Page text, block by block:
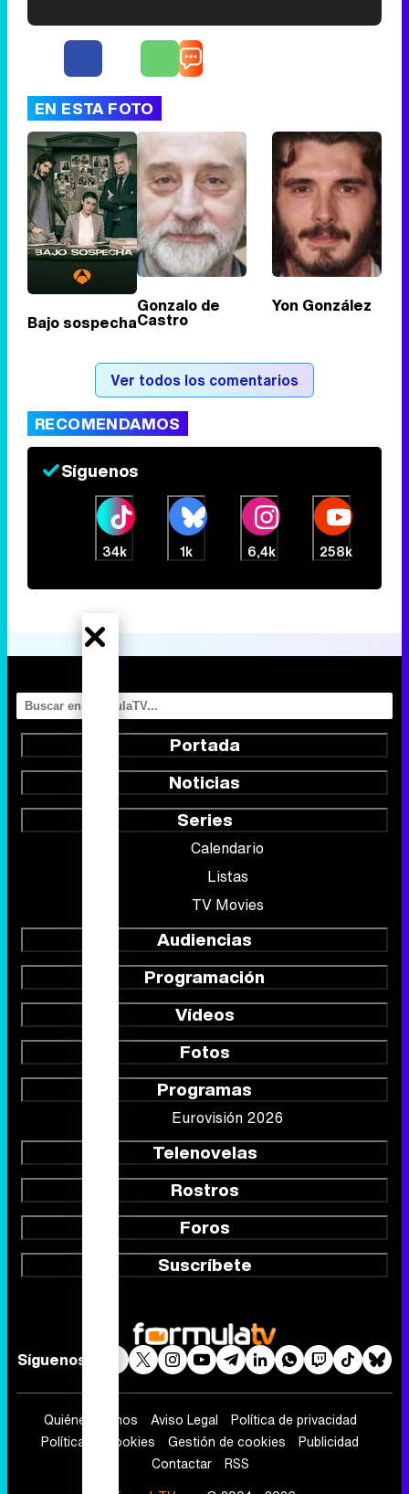
Tráiler de '33 días', la nueva serie de Atresplayer con Julián Villagrán y José Manuel Poga
Tráiler en catalán de 'Ravalear', la nueva serie de HBO Max sobre los fondos buitre
EN ESTA FOTO
Bajo sospecha
Gonzalo de
Castro
Yon González
Ver todos los comentarios
RECOMENDAMOS
Síguenos
34k 1k 6,4k 258k
Portada
Noticias
Series
Calendario
Listas
TV Movies
Audiencias
Programación
Vídeos
Fotos
Programas
Eurovisión 2026
Telenovelas
Rostros
Foros
Suscríbete
Síguenos
Quiénes somos Aviso Legal
Política de privacidad
Política de cookies
Gestión de cookies
Publicidad
Contactar
RSS